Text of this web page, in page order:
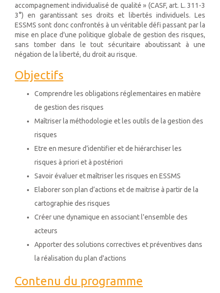
accompagnement individualisé de qualité » (CASF, art. L. 311-3
3°) en garantissant ses droits et libertés individuels. Les
ESSMS sont donc confrontés à un véritable défi passant par la
mise en place d'une politique globale de gestion des risques,
sans tomber dans le tout sécuritaire aboutissant à une
négation de la liberté, du droit au risque.
Objectifs
Comprendre les obligations réglementaires en matière
de gestion des risques
Maîtriser la méthodologie et les outils de la gestion des
risques
Etre en mesure d’identifier et de hiérarchiser les
risques à priori et à postériori
Savoir évaluer et maîtriser les risques en ESSMS
Elaborer son plan d’actions et de maitrise à partir de la
cartographie des risques
Créer une dynamique en associant l'ensemble des
acteurs
Apporter des solutions correctives et préventives dans
la réalisation du plan d'actions
Contenu du programme